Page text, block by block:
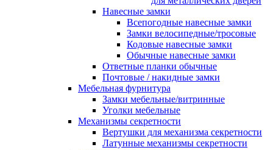
Навесные замки
Всепогодные навесные замки
Замки велосипедные/тросовые
Кодовые навесные замки
Обычные навесные замки
Ответные планки обычные
Почтовые / накидные замки
Мебельная фурнитура
Замки мебельные/витринные
Уголки мебельные
Механизмы секретности
Вертушки для механизма секретности
Латунные механизмы секретности